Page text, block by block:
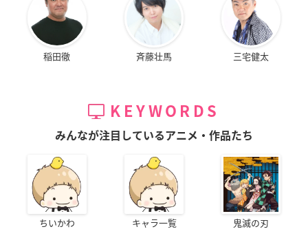
稲田徹 斉藤壮馬 三宅健太
KEYWORDS
みんなが注目しているアニメ・作品たち
ちいかわ キャラ一覧 鬼滅の刃